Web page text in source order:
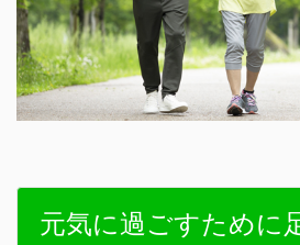
元気に過ごすために